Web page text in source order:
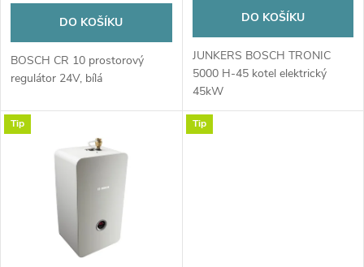
u
k
t
u
k
t
DO KOŠÍKU
BOSCH CR 10 prostorový
regulátor 24V, bílá
DO KOŠÍKU
JUNKERS BOSCH TRONIC
5000 H-45 kotel elektrický
45kW
Tip Tip